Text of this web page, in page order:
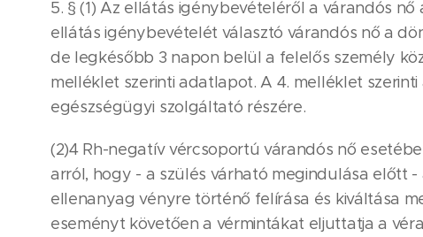
5. § (1) Az ellátás igénybevételéről a várandós
ellátás igénybevételét választó várandós nő a
de legkésőbb 3 napon belül a felelős személy
melléklet szerinti adatlapot. A 4. melléklet
egészségügyi szolgáltató részére.
(2)4 Rh-negatív vércsoportú várandós nő
arról, hogy - a szülés várható megindulása előtt
ellenanyag vényre történő felírása és kiváltása
eseményt követően a vérmintákat eljuttatja a